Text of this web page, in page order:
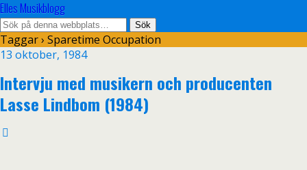
Elles Musikblogg
Taggar › Sparetime Occupation
13 oktober, 1984
Intervju med musikern och producenten
Lasse Lindbom (1984)